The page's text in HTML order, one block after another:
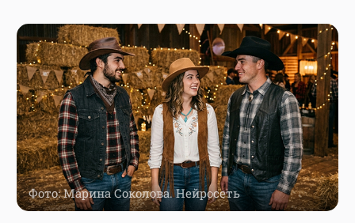
Фото: Марина Соколова. Нейросеть